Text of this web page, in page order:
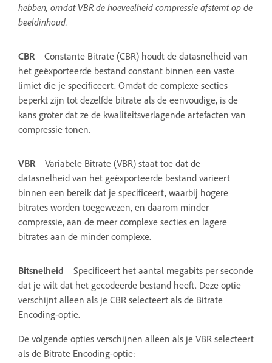
hebben, omdat VBR de hoeveelheid compressie afstemt op de
beeldinhoud.
CBR
Constante Bitrate (CBR) houdt de datasnelheid van
het geëxporteerde bestand constant binnen een vaste
limiet die je specificeert. Omdat de complexe secties
beperkt zijn tot dezelfde bitrate als de eenvoudige, is de
kans groter dat ze de kwaliteitsverlagende artefacten van
compressie tonen.
VBR
Variabele Bitrate (VBR) staat toe dat de
datasnelheid van het geëxporteerde bestand varieert
binnen een bereik dat je specificeert, waarbij hogere
bitrates worden toegewezen, en daarom minder
compressie, aan de meer complexe secties en lagere
bitrates aan de minder complexe.
Bitsnelheid
Specificeert het aantal megabits per seconde
dat je wilt dat het gecodeerde bestand heeft. Deze optie
verschijnt alleen als je CBR selecteert als de Bitrate
Encoding-optie.
De volgende opties verschijnen alleen als je VBR selecteert
als de Bitrate Encoding-optie: